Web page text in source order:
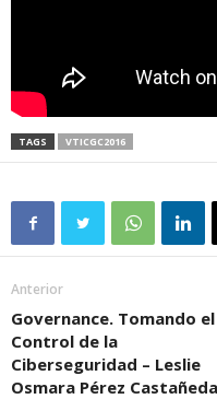
TAGS VTICGC2016
Anterior
Governance. Tomando el
Control de la
Ciberseguridad – Leslie
Osmara Pérez Castañeda